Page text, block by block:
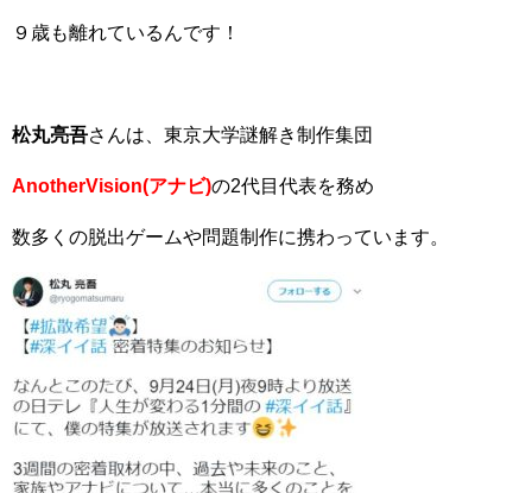
９歳も離れているんです！
松丸亮吾さんは、東京大学謎解き制作集団
AnotherVision(アナビ)の2代目代表を務め
数多くの脱出ゲームや問題制作に携わっています。